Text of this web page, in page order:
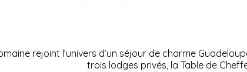
rejoint l’univers d’un séjour de charme
trois lodges privés, la Table de